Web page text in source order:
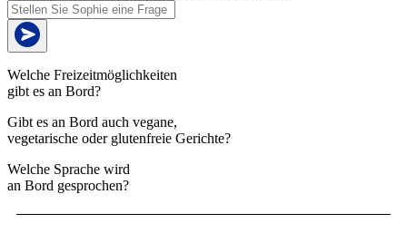
Welche Freizeitmöglichkeiten
gibt es an Bord?
Gibt es an Bord auch vegane,
vegetarische oder glutenfreie Gerichte?
Welche Sprache wird
an Bord gesprochen?